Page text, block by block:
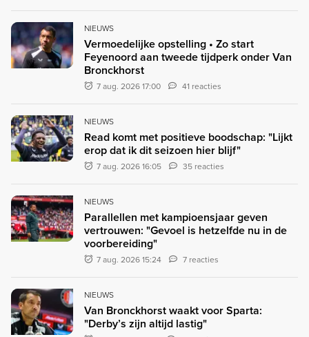
NIEUWS
Vermoedelijke opstelling • Zo start
Feyenoord aan tweede tijdperk onder Van
Bronckhorst
7 aug. 2026 17:00 41 reacties
NIEUWS
Read komt met positieve boodschap: "Lijkt
erop dat ik dit seizoen hier blijf"
7 aug. 2026 16:05 35 reacties
NIEUWS
Parallellen met kampioensjaar geven
vertrouwen: "Gevoel is hetzelfde nu in de
voorbereiding"
7 aug. 2026 15:24 7 reacties
NIEUWS
Van Bronckhorst waakt voor Sparta:
"Derby’s zijn altijd lastig"